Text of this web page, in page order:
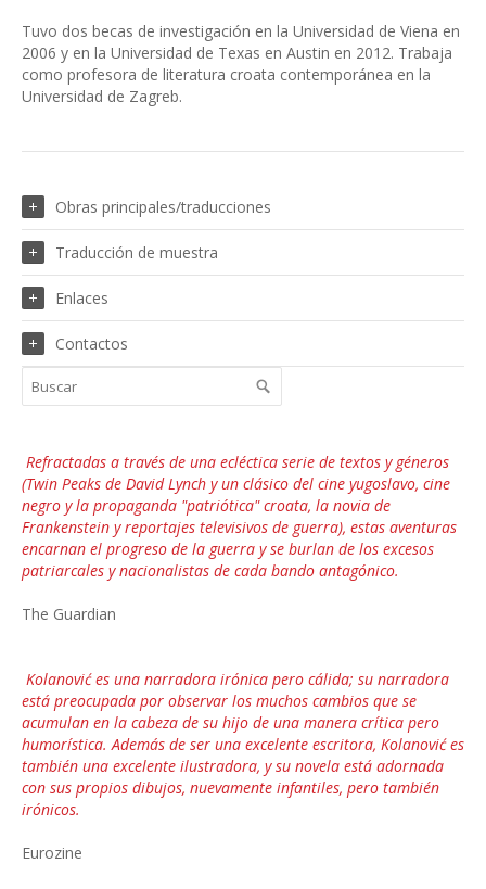
Tuvo dos becas de investigación en la Universidad de Viena en
2006 y en la Universidad de Texas en Austin en 2012. Trabaja
como profesora de literatura croata contemporánea en la
Universidad de Zagreb.
Obras principales/traducciones
Traducción de muestra
Enlaces
Contactos
Refractadas a través de una ecléctica serie de textos y géneros
(Twin Peaks de David Lynch y un clásico del cine yugoslavo, cine
negro y la propaganda "patriótica" croata, la novia de
Frankenstein y reportajes televisivos de guerra), estas aventuras
encarnan el progreso de la guerra y se burlan de los excesos
patriarcales y nacionalistas de cada bando antagónico.
The Guardian
Kolanović es una narradora irónica pero cálida; su narradora
está preocupada por observar los muchos cambios que se
acumulan en la cabeza de su hijo de una manera crítica pero
humorística. Además de ser una excelente escritora, Kolanović es
también una excelente ilustradora, y su novela está adornada
con sus propios dibujos, nuevamente infantiles, pero también
irónicos.
Eurozine